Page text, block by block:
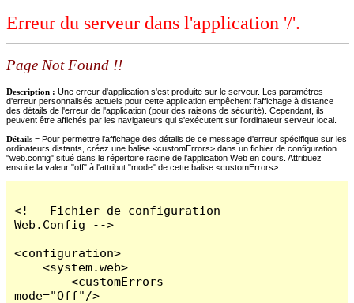
Erreur du serveur dans l'application '/'.
Page Not Found !!
Description : Une erreur d'application s'est produite sur le serveur. Les paramètres
d'erreur personnalisés actuels pour cette application empêchent l'affichage à distance
des détails de l'erreur de l'application (pour des raisons de sécurité). Cependant, ils
peuvent être affichés par les navigateurs qui s'exécutent sur l'ordinateur serveur local.
Détails = Pour permettre l'affichage des détails de ce message d'erreur spécifique sur les
ordinateurs distants, créez une balise <customErrors> dans un fichier de configuration
"web.config" situé dans le répertoire racine de l'application Web en cours. Attribuez
ensuite la valeur "off" à l'attribut "mode" de cette balise <customErrors>.
<!-- Fichier de configuration
Web.Config -->
<configuration>
    <system.web>
        <customErrors
mode="Off"/>